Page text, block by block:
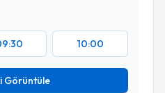
10:00
Görüntüle